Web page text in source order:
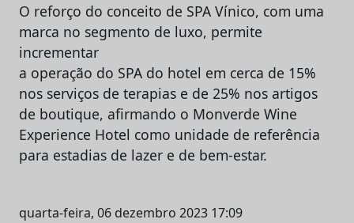
O reforço do conceito de SPA Vínico, com uma
marca no segmento de luxo, permite
incrementar
a operação do SPA do hotel em cerca de 15%
nos serviços de terapias e de 25% nos artigos
de boutique, afirmando o Monverde Wine
Experience Hotel como unidade de referência
para estadias de lazer e de bem-estar.
quarta-feira, 06 dezembro 2023 17:09